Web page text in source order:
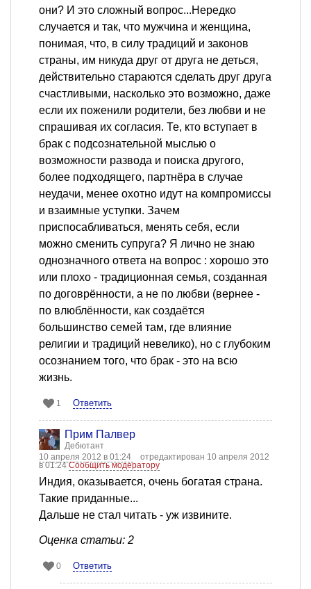
они? И это сложный вопрос...Нередко
случается и так, что мужчина и женщина,
понимая, что, в силу традиций и законов
страны, им никуда друг от друга не деться,
действительно стараются сделать друг друга
счастливыми, насколько это возможно, даже
если их поженили родители, без любви и не
спрашивая их согласия. Те, кто вступает в
брак с подсознательной мыслью о
возможности развода и поиска другого,
более подходящего, партнёра в случае
неудачи, менее охотно идут на компромиссы
и взаимные уступки. Зачем
приспосабливаться, менять себя, если
можно сменить супруга? Я лично не знаю
однозначного ответа на вопрос : хорошо это
или плохо - традиционная семья, созданная
по договрённости, а не по любви (вернее -
по влюблённости, как создаётся
большинство семей там, где влияние
религии и традиций невелико), но с глубоким
осознанием того, что брак - это на всю
жизнь.
1 Ответить
Прим Палвер
Дебютант
10 апреля 2012 в 01:24
отредактирован 10 апреля 2012
в 01:24Сообщить модератору
Индия, оказывается, очень богатая страна.
Такие приданные...
Дальше не стал читать - уж извините.
Оценка статьи: 2
0 Ответить